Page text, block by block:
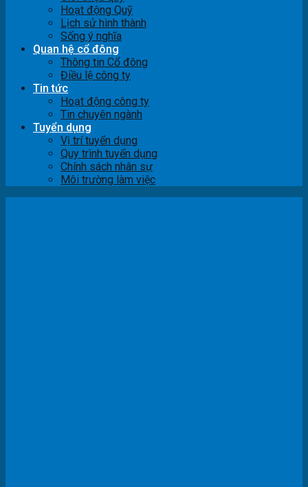
Hoạt động Quỹ
Lịch sử hình thành
Sống ý nghĩa
Quan hệ cổ đông
Thông tin Cổ đông
Điều lệ công ty
Tin tức
Hoạt động công ty
Tin chuyên ngành
Tuyển dụng
Vị trí tuyển dụng
Quy trình tuyển dụng
Chính sách nhân sự
Môi trường làm việc